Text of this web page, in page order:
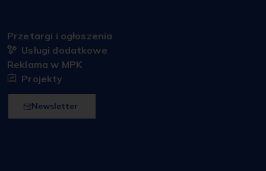
Przetargi i ogłoszenia
Usługi dodatkowe
Reklama w MPK
Projekty
Newsletter